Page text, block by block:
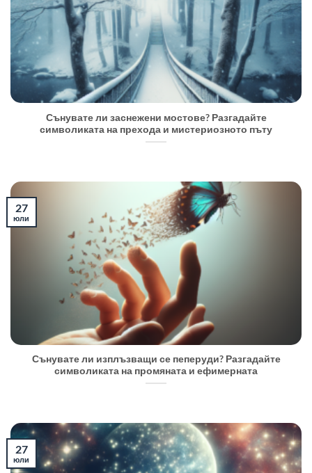
Сънувате ли заснежени мостове? Разгадайте
символиката на прехода и мистериозното пъту
Сънувате ли изплъзващи се пеперуди? Разгадайте
символиката на промяната и ефимерната
27
юли
27
юли